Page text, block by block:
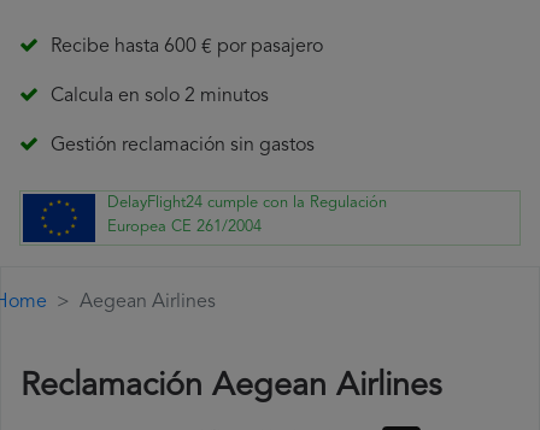
Recibe hasta 600 € por pasajero
Calcula en solo 2 minutos
Gestión reclamación sin gastos
DelayFlight24 cumple con la Regulación
Europea CE 261/2004
Aegean Airlines
Reclamación Aegean Airlines